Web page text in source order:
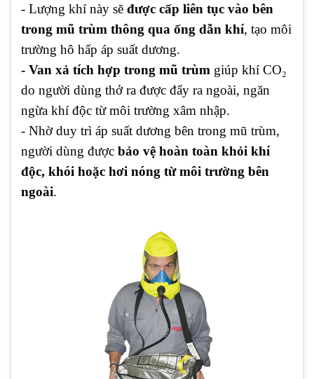
- Lượng khí này sẽ được cấp liên tục vào bên
trong mũ trùm thông qua ống dẫn khí, tạo môi
trường hô hấp áp suất dương.
- Van xả tích hợp trong mũ trùm giúp khí CO₂
do người dùng thở ra được đẩy ra ngoài, ngăn
ngừa khí độc từ môi trường xâm nhập.
- Nhờ duy trì áp suất dương bên trong mũ trùm,
người dùng được bảo vệ hoàn toàn khỏi khí
độc, khói hoặc hơi nóng từ môi trường bên
ngoài.